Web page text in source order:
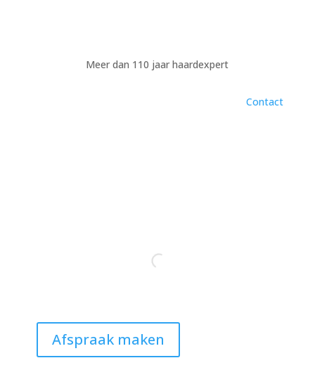
Meer dan 110 jaar haardexpert
Contact
Afspraak maken